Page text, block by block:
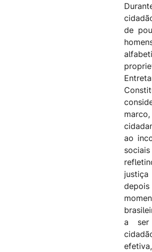
de
ao
justiça
a ser